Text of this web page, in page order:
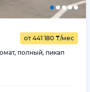
от 441 180 ₸/мес
полный, пикап